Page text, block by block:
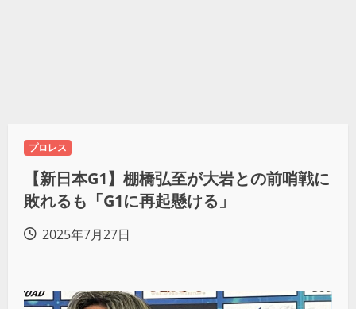
プロレス
【新日本G1】棚橋弘至が大岩との前哨戦に
敗れるも「G1に再起懸ける」
2025年7月27日